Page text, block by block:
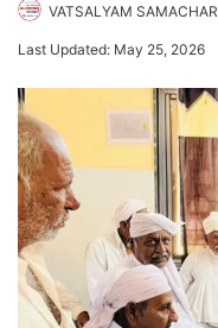
VATSALYAM SAMACHAR
Last Updated: May 25, 2026